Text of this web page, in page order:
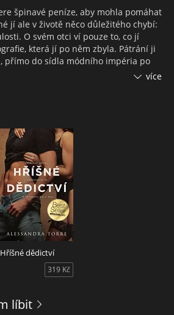
špinavé peníze, aby mohla pomáhat
jí ale v životě něco důležitého chybí:
O svém otci ví pouze to, co jí
která jí po něm zbyla. Pátrání ji
přímo do sídla módního impéria po
by mělo celé impérium připadnout
však zkomplikuje ve chvíli, kdy se
Jenže dřív, než si vzájemně
spolu stihnou prožít vášnivou
náhle v ohrožení a právníci jsou
Ovšem držet ruce – a city –
tak těžké…
z prostředí luxusních módních
napětí, nebezpečné lži ani spalující
více
Hříšné dědictví
319 Kč
líbit